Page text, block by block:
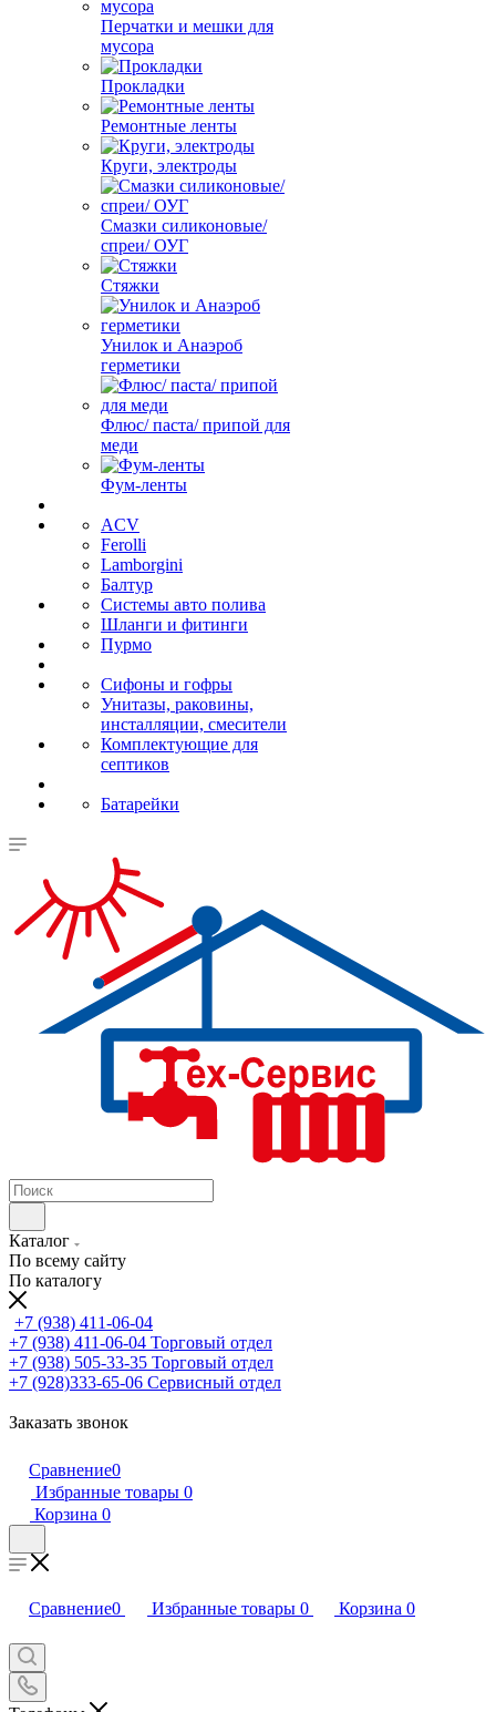
Перчатки и мешки для
мусора
Прокладки
Ремонтные ленты
Круги, электроды
Смазки силиконовые/
спреи/ ОУГ
Стяжки
Унилок и Анаэроб
герметики
Флюс/ паста/ припой для
меди
Фум-ленты
ACV
Ferolli
Lamborgini
Балтур
Системы авто полива
Шланги и фитинги
Пурмо
Сифоны и гофры
Унитазы, раковины,
инсталляции, смесители
Комплектующие для
септиков
Батарейки
Каталог
По всему сайту
По каталогу
+7 (938) 411-06-04
+7 (938) 411-06-04 Торговый отдел
+7 (938) 505-33-35 Торговый отдел
+7 (928)333-65-06 Сервисный отдел
Заказать звонок
Сравнение0
Избранные товары 0
Корзина 0
Сравнение0 Избранные товары 0 Корзина 0